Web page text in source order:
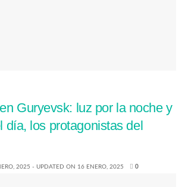
en Guryevsk: luz por la noche y
día, los protagonistas del
2025 - UPDATED ON 16 ENERO, 2025 0